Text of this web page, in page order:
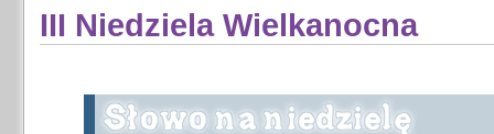
III Niedziela Wielkanocna